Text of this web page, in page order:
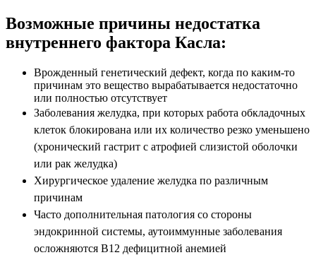
Возможные причины недостатка
внутреннего фактора Касла:
Врожденный генетический дефект, когда по каким-то
причинам это вещество вырабатывается недостаточно
или полностью отсутствует
Заболевания желудка, при которых работа обкладочных
клеток блокирована или их количество резко уменьшено
(хронический гастрит с атрофией слизистой оболочки
или рак желудка)
Хирургическое удаление желудка по различным
причинам
Часто дополнительная патология со стороны
эндокринной системы, аутоиммунные заболевания
осложняются В12 дефицитной анемией